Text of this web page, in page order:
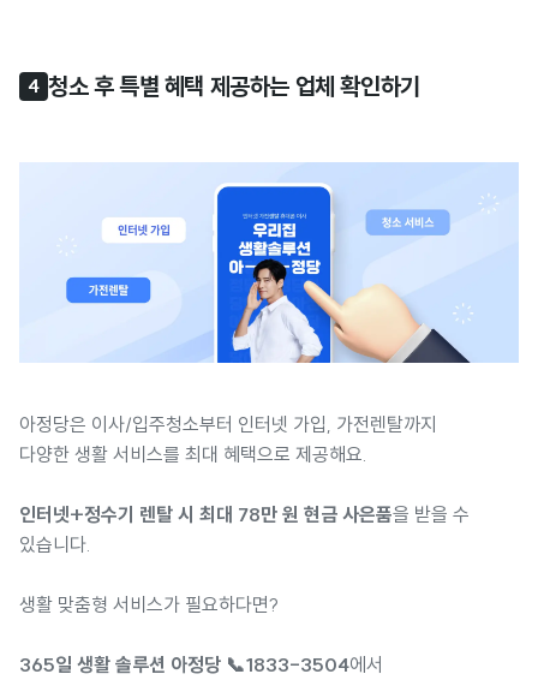
4 청소 후 특별 혜택 제공하는 업체 확인하기
아정당은 이사/입주청소부터 인터넷 가입, 가전렌탈까지
다양한 생활 서비스를 최대 혜택으로 제공해요.
인터넷+정수기 렌탈 시 최대 78만 원 현금 사은품을 받을 수
있습니다.
생활 맞춤형 서비스가 필요하다면?
365일 생활 솔루션 아정당 📞1833-3504에서